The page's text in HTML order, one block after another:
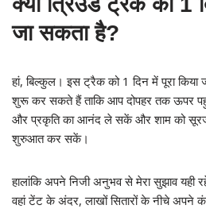
जा सकता है?
हां, बिल्कुल। इस ट्रैक को 1 दिन में पूरा
शुरू कर सकते हैं ताकि आप दोपहर तक ऊपर
और प्रकृति का आनंद ले सकें और शाम को
शुरुआत कर सकें।
हालांकि अपने निजी अनुभव से मेरा सुझाव
वहां टेंट के अंदर, लाखों सितारों के नीचे अपने